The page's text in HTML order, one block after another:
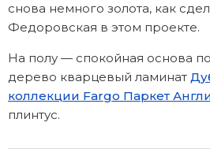
снова немного золота, как
Федоровская в этом проекте.
На полу — спокойная основа
дерево кварцевый ламинат
коллекции Fargo Паркет
плинтус.